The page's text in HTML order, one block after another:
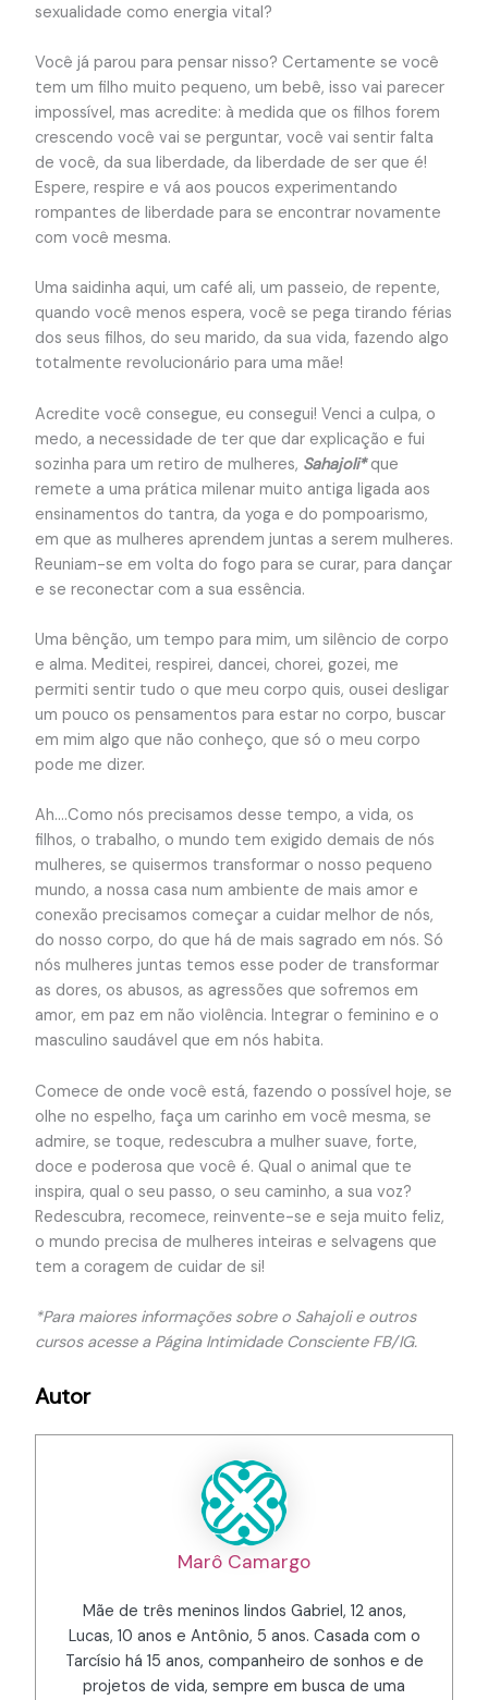
sexualidade como energia vital?
Você já parou para pensar nisso? Certamente se você
tem um filho muito pequeno, um bebê, isso vai parecer
impossível, mas acredite: à medida que os filhos forem
crescendo você vai se perguntar, você vai sentir falta
de você, da sua liberdade, da liberdade de ser que é!
Espere, respire e vá aos poucos experimentando
rompantes de liberdade para se encontrar novamente
com você mesma.
Uma saidinha aqui, um café ali, um passeio, de repente,
quando você menos espera, você se pega tirando férias
dos seus filhos, do seu marido, da sua vida, fazendo algo
totalmente revolucionário para uma mãe!
Acredite você consegue, eu consegui! Venci a culpa, o
medo, a necessidade de ter que dar explicação e fui
sozinha para um retiro de mulheres, Sahajoli*que
remete a uma prática milenar muito antiga ligada aos
ensinamentos do tantra, da yoga e do pompoarismo,
em que as mulheres aprendem juntas a serem mulheres.
Reuniam-se em volta do fogo para se curar, para dançar
e se reconectar com a sua essência.
Uma bênção, um tempo para mim, um silêncio de corpo
e alma. Meditei, respirei, dancei, chorei, gozei, me
permiti sentir tudo o que meu corpo quis, ousei desligar
um pouco os pensamentos para estar no corpo, buscar
em mim algo que não conheço, que só o meu corpo
pode me dizer.
Ah….Como nós precisamos desse tempo, a vida, os
filhos, o trabalho, o mundo tem exigido demais de nós
mulheres, se quisermos transformar o nosso pequeno
mundo, a nossa casa num ambiente de mais amor e
conexão precisamos começar a cuidar melhor de nós,
do nosso corpo, do que há de mais sagrado em nós. Só
nós mulheres juntas temos esse poder de transformar
as dores, os abusos, as agressões que sofremos em
amor, em paz em não violência. Integrar o feminino e o
masculino saudável que em nós habita.
Comece de onde você está, fazendo o possível hoje, se
olhe no espelho, faça um carinho em você mesma, se
admire, se toque, redescubra a mulher suave, forte,
doce e poderosa que você é. Qual o animal que te
inspira, qual o seu passo, o seu caminho, a sua voz?
Redescubra, recomece, reinvente-se e seja muito feliz,
o mundo precisa de mulheres inteiras e selvagens que
tem a coragem de cuidar de si!
*Para maiores informações sobre o Sahajoli e outros
cursos acesse a Página Intimidade Consciente FB/IG.
Autor
Marô Camargo
Mãe de três meninos lindos Gabriel, 12 anos,
Lucas, 10 anos e Antônio, 5 anos. Casada com o
Tarcísio há 15 anos, companheiro de sonhos e de
projetos de vida, sempre em busca de uma